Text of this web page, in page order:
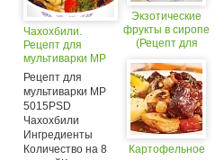
Чахохбили.
Рецепт для
мультиварки MP
5015PSD
Рецепт для
мультиварки MP
5015PSD
Чахохбили
Ингредиенты
Количество на 8
Экзотические
фрукты в сиропе
(Рецепт для
5015PSD)
Картофельное